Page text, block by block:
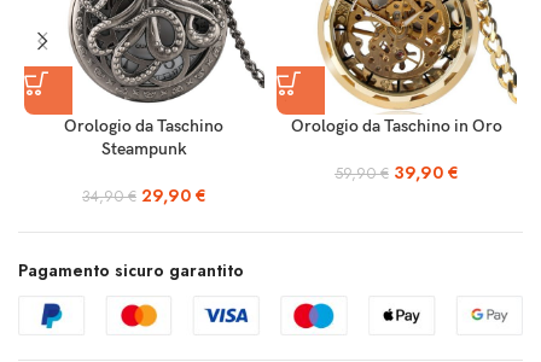
Orologio da Taschino
Steampunk
34,90€ 29,90 €
Orologio da Taschino in Oro
59,90€ 39,90 €
Pagamento sicuro garantito